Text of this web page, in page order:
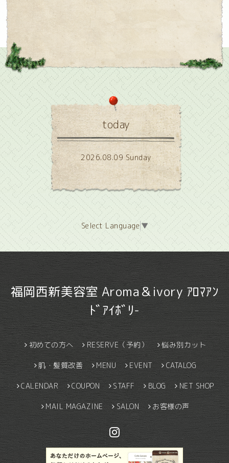
today
2026.08.09 Sunday
Select Language ▼
福岡西新美容室 Aroma＆ivory ｱﾛﾏｱﾝ
ﾄﾞｱｲﾎﾞﾘ-
初めての方へ RESERVE（予約） 悩み別カット
肌・髪質改善 MENU EVENT CATALOG
CALENDAR COUPON STAFF BLOG NET SHOP
MAIL MAGAZINE SALON お客様の声